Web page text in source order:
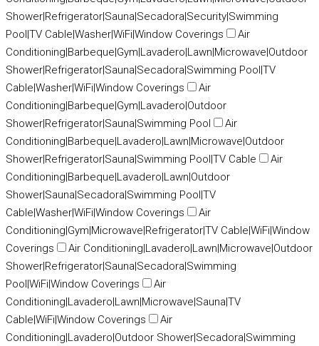
Shower|Refrigerator|Sauna|Secadora|Security|Swimming
Pool|TV Cable|Washer|WiFi|Window Coverings
Air
Conditioning|Barbeque|Gym|Lavadero|Lawn|Microwave|Outdoor
Shower|Refrigerator|Sauna|Secadora|Swimming Pool|TV
Cable|Washer|WiFi|Window Coverings
Air
Conditioning|Barbeque|Gym|Lavadero|Outdoor
Shower|Refrigerator|Sauna|Swimming Pool
Air
Conditioning|Barbeque|Lavadero|Lawn|Microwave|Outdoor
Shower|Refrigerator|Sauna|Swimming Pool|TV Cable
Air
Conditioning|Barbeque|Lavadero|Lawn|Outdoor
Shower|Sauna|Secadora|Swimming Pool|TV
Cable|Washer|WiFi|Window Coverings
Air
Conditioning|Gym|Microwave|Refrigerator|TV Cable|WiFi|Window
Coverings
Air Conditioning|Lavadero|Lawn|Microwave|Outdoor
Shower|Refrigerator|Sauna|Secadora|Swimming
Pool|WiFi|Window Coverings
Air
Conditioning|Lavadero|Lawn|Microwave|Sauna|TV
Cable|WiFi|Window Coverings
Air
Conditioning|Lavadero|Outdoor Shower|Secadora|Swimming